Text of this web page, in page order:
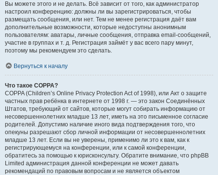
Вы можете этого и не делать. Всё зависит от того, как администратор
настроил конференцию: должны ли вы зарегистрироваться, чтобы
размещать сообщения, или нет. Тем не менее регистрация даёт вам
дополнительные возможности, которые недоступны анонимным
пользователям: аватары, личные сообщения, отправка email-сообщений,
участие в группах и т. д. Регистрация займёт у вас всего пару минут,
поэтому мы рекомендуем это сделать.
Вернуться к началу
Что такое COPPA?
COPPA (Children’s Online Privacy Protection Act of 1998), или Акт о защите
частных прав ребёнка в интернете от 1998 г. — это закон Соединённых
Штатов, требующий от сайтов, которые могут собирать информацию от
несовершеннолетних младше 13 лет, иметь на это письменное согласие
родителей. Допустимо наличие иного вида подтверждения того, что
опекуны разрешают сбор личной информации от несовершеннолетних
младше 13 лет. Если вы не уверены, применимо ли это к вам, как к
регистрирующемуся на конференции, или к самой конференции,
обратитесь за помощью к юрисконсульту. Обратите внимание, что phpBB
Limited администрация данной конференции не может давать
рекомендаций по правовым вопросам и не является объектом